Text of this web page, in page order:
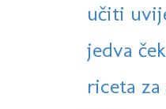
učiti
jedva
riceta za